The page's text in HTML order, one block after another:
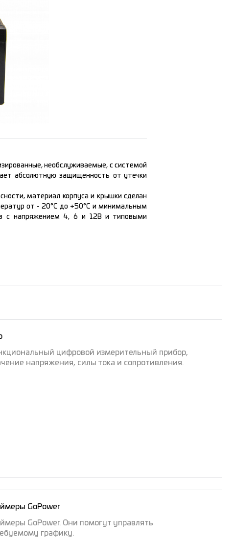
необслуживаемые, с системой
абсолютную защищенность от утечки
материал корпуса и крышки сделан
от - 20°С до +50°С и минимальным
с напряжением 4, 6 и 12В и типовыми
цифровой измерительный прибор,
напряжения, силы тока и сопротивления.
GoPower
GoPower. Они помогут управлять
графику.